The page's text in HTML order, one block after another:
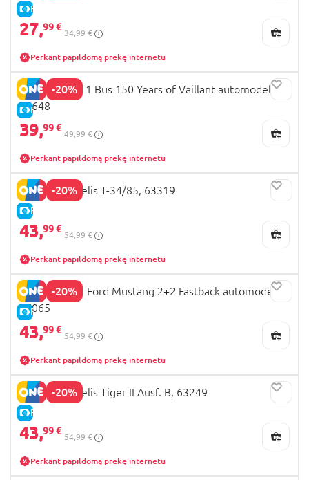
E-KAINA
27,99 €
34,99 €
Perkant papildomą prekę internetu
-20%
E-KAINA
REVELL VW T1 Bus 150 Years of Vaillant automodelis,
05648
39,99 €
49,99 €
Perkant papildomą prekę internetu
-20%
E-KAINA
REVELL modelis T-34/85, 63319
43,99 €
54,99 €
Perkant papildomą prekę internetu
-20%
E-KAINA
REVELL 1965 Ford Mustang 2+2 Fastback automodelis,
67065
43,99 €
54,99 €
Perkant papildomą prekę internetu
-20%
E-KAINA
REVELL modelis Tiger II Ausf. B, 63249
43,99 €
54,99 €
Perkant papildomą prekę internetu